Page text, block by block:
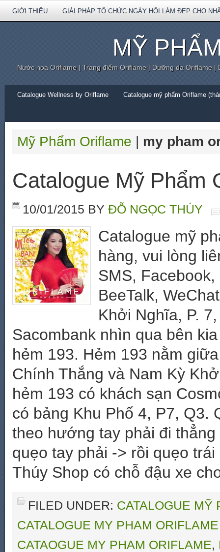
GIỚI THIỆU GIẢI PHÁP TỔ CHỨC NGÀY HỘI LÀM ĐẸP CHO
MỸ
Nước hoa Oriflame | Trang điểm Oriflame | Dưỡng da Oriflame
Catalogue Wellness by Oriflame Catalogue mỹ phẩm Oriflame
Mỹ Phẩm Oriflame | my pham
Catalogue Mỹ Phẩm
10/01/2015 BY ĐỖ NGỌC THÚY
Catalogue mỹ
hàng, vui lòng
SMS,
BeeTalk,
Khởi Nghĩa, P.
Sacombank nhìn qua bên
hẻm 193. Hẻm 193 nằm
Chính Thắng và Nam Kỳ
hẻm 193 có khách sạn
có bảng Khu Phố 4, P7, Q3.
theo hướng tay phải đi
quẹo tay phải -> rồi quẹo
Thúy Shop có chỗ đậu xe
FILED UNDER: CATALOGUE MỸ
CATALOGUE MY PHAM
CATAOGUE MY PHAM ORIFLAME,